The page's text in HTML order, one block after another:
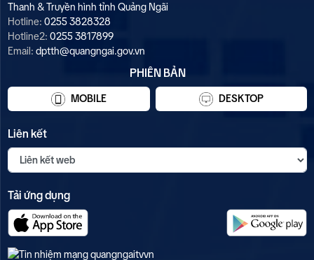
Thanh & Truyền hình tỉnh Quảng Ngãi
Hotline: 0255 3828328
Hotline2: 0255 3817899
Email: dptth@quangngai.gov.vn
PHIÊN BẢN
MOBILE DESKTOP
Liên kết
Tải ứng dụng